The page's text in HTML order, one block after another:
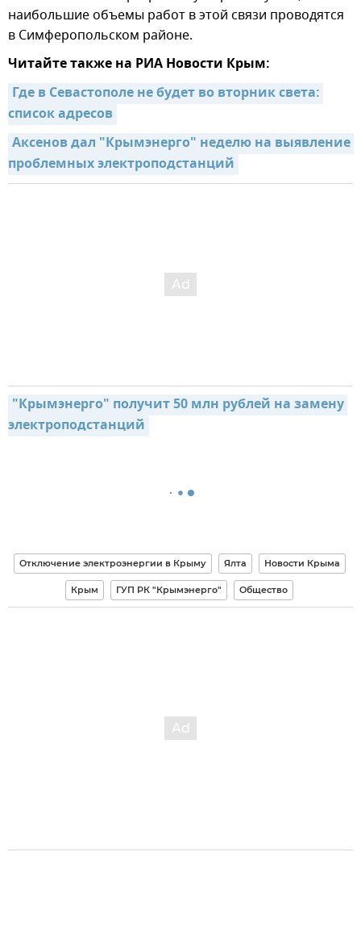
наибольшие объемы работ в этой связи проводятся
в Симферопольском районе.
Читайте также на РИА Новости Крым:
Где в Севастополе не будет во вторник света:
список адресов
Аксенов дал "Крымэнерго" неделю на выявление
проблемных электроподстанций
"Крымэнерго" получит 50 млн рублей на замену
электроподстанций
Отключение электроэнергии в Крыму Ялта Новости Крыма
Крым ГУП РК "Крымэнерго" Общество